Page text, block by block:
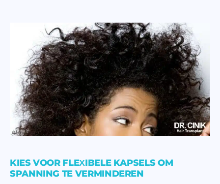
KIES VOOR FLEXIBELE KAPSELS OM
SPANNING TE VERMINDEREN